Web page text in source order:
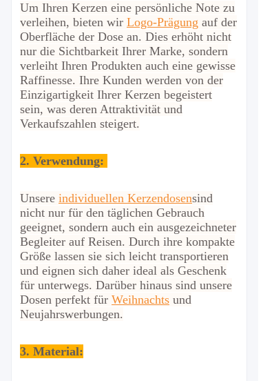
Um Ihren Kerzen eine persönliche Note zu
verleihen, bieten wir Logo-Prägung auf der
Oberfläche der Dose an. Dies erhöht nicht
nur die Sichtbarkeit Ihrer Marke, sondern
verleiht Ihren Produkten auch eine gewisse
Raffinesse. Ihre Kunden werden von der
Einzigartigkeit Ihrer Kerzen begeistert
sein, was deren Attraktivität und
Verkaufszahlen steigert.
2. Verwendung:
Unsere individuellen Kerzendosensind
nicht nur für den täglichen Gebrauch
geeignet, sondern auch ein ausgezeichneter
Begleiter auf Reisen. Durch ihre kompakte
Größe lassen sie sich leicht transportieren
und eignen sich daher ideal als Geschenk
für unterwegs. Darüber hinaus sind unsere
Dosen perfekt für Weihnachts und
Neujahrswerbungen.
3. Material: